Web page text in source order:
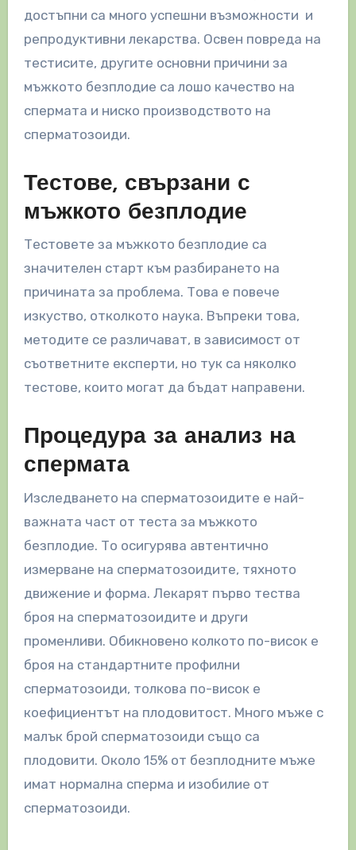
достъпни са много успешни възможности и
репродуктивни лекарства. Освен повреда на
тестисите, другите основни причини за
мъжкото безплодие са лошо качество на
спермата и ниско производството на
сперматозоиди.
Тестове, свързани с
мъжкото безплодие
Тестовете за мъжкото безплодие са
значителен старт към разбирането на
причината за проблема. Това е повече
изкуство, отколкото наука. Въпреки това,
методите се различават, в зависимост от
съответните експерти, но тук са няколко
тестове, които могат да бъдат направени.
Процедура за анализ на
спермата
Изследването на сперматозоидите е най-
важната част от теста за мъжкото
безплодие. То осигурява автентично
измерване на сперматозоидите, тяхното
движение и форма. Лекарят първо тества
броя на сперматозоидите и други
променливи. Обикновено колкото по-висок е
броя на стандартните профилни
сперматозоиди, толкова по-висок е
коефициентът на плодовитост. Много мъже с
малък брой сперматозоиди също са
плодовити. Около 15% от безплодните мъже
имат нормална сперма и изобилие от
сперматозоиди.